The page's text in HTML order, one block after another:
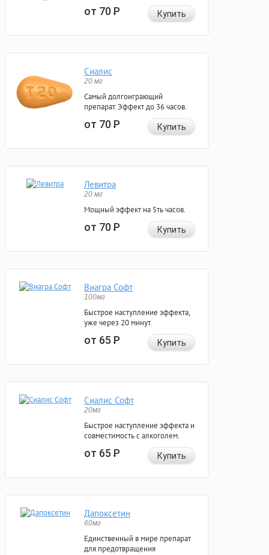
от 70Р Купить
Сиалис
20 мг
Самый долгоиграющий
препарат. Эффект до 36 часов.
от 70Р Купить
Левитра
20 мг
Мощный эффект на 5ть часов.
от 70Р Купить
Виагра Софт
100мг
Быстрое наступление эффекта,
уже через 20 минут.
от 65Р Купить
Сиалис Софт
20мг
Быстрое наступление эффекта и
совместимость с алкоголем.
от 65Р Купить
Дапоксетин
60мг
Единственный в мире препарат
для предотвращения